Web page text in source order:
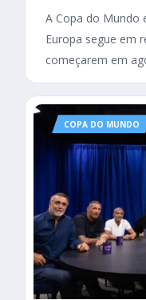
A Copa do Mundo
Europa segue em
começarem em
COPA DO MUNDO